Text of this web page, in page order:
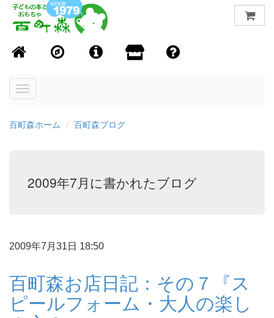
Toggle
百町森ホーム 百町森ブログ
2009年7月に書かれたブログ
2009年7月31日 18:50
百町森お店日記：その７『ス
ピールフォーム・大人の楽し